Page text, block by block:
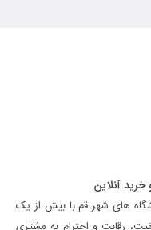
خرید آنلاین
های شهر قم با بیش از یک
رقابت و احترام به مشتری